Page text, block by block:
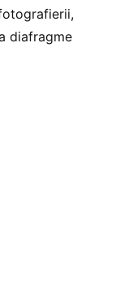
diafragme